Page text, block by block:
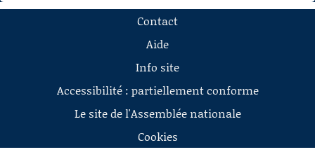
AIDE À LA DÉCOUPE
Contact
Aide
Info site
Accessibilité : partiellement conforme
Le site de l'Assemblée nationale
Cookies